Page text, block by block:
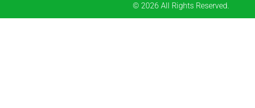
© 2026 All Rights Reserved.